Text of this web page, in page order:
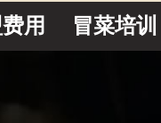
用 冒菜培训